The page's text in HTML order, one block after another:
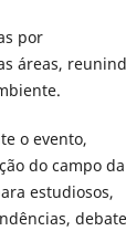
por
áreas,
o evento,
do campo da
estudiosos,